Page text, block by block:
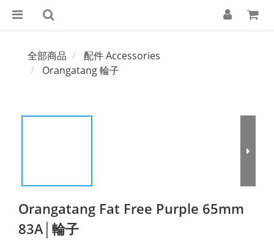
全部商品
配件 Accessories
Orangatang 輪子
Orangatang Fat Free Purple 65mm
83A│輪子